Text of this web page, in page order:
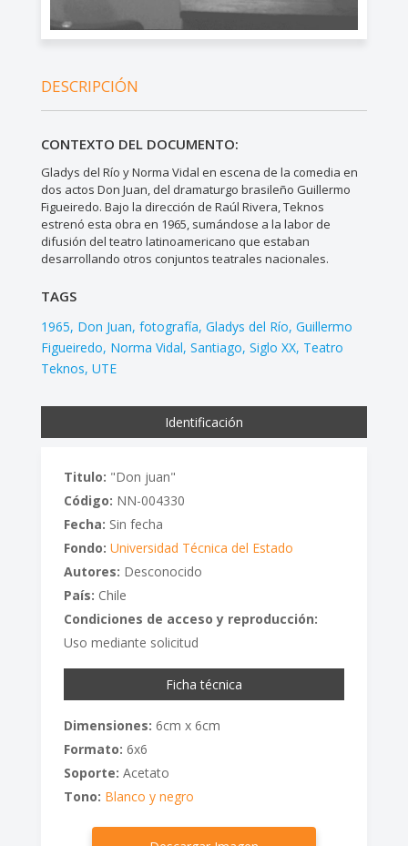
DESCRIPCIÓN
CONTEXTO DEL DOCUMENTO:
Gladys del Río y Norma Vidal en escena de la comedia en
dos actos Don Juan, del dramaturgo brasileño Guillermo
Figueiredo. Bajo la dirección de Raúl Rivera, Teknos
estrenó esta obra en 1965, sumándose a la labor de
difusión del teatro latinoamericano que estaban
desarrollando otros conjuntos teatrales nacionales.
TAGS
1965 Don Juan fotografía Gladys del Río Guillermo
Figueiredo Norma Vidal Santiago Siglo XX Teatro
Teknos UTE
Identificación
Titulo: "Don juan"
Código: NN-004330
Fecha: Sin fecha
Fondo: Universidad Técnica del Estado
Autores: Desconocido
País: Chile
Condiciones de acceso y reproducción:
Uso mediante solicitud
Ficha técnica
Dimensiones: 6cm x 6cm
Formato: 6x6
Soporte: Acetato
Tono: Blanco y negro